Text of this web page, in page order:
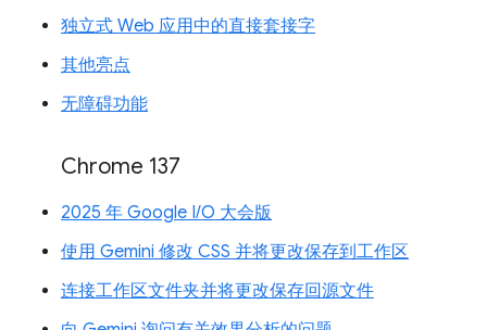
独立式 Web 应用中的直接套接字
其他亮点
无障碍功能
Chrome 137
2025 年 Google I/O 大会版
使用 Gemini 修改 CSS 并将更改保存到工作区
连接工作区文件夹并将更改保存回源文件